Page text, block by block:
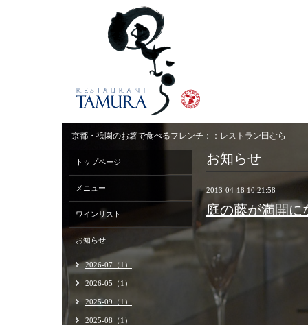
京都・祇園のお箸で食べるフレンチ：：レストラン田むら
お知らせ
2013-04-18 10:21:58
庭の藤が満開に
トップページ
メニュー
ワインリスト
お知らせ
2026-07（1）
2026-05（1）
2025-09（1）
2025-08（1）